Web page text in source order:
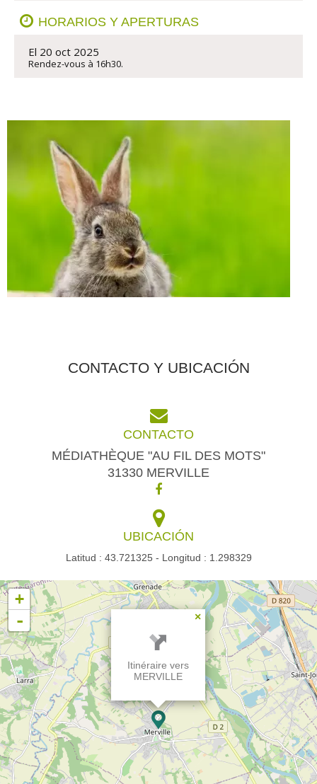
HORARIOS Y APERTURAS
El 20 oct 2025
Rendez-vous à 16h30.
CONTACTO Y UBICACIÓN
CONTACTO
MÉDIATHÈQUE "AU FIL DES MOTS"
31330 MERVILLE
UBICACIÓN
Latitud : 43.721325 - Longitud : 1.298329
×
Itinéraire vers
MERVILLE
+
-